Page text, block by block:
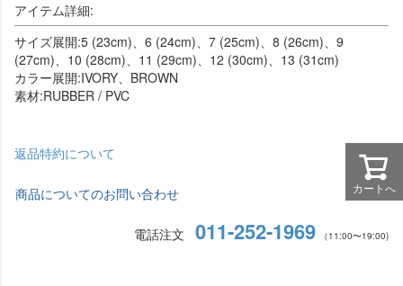
アイテム詳細:
サイズ展開:5 (23cm)、6 (24cm)、7 (25cm)、8 (26cm)、9
(27cm)、10 (28cm)、11 (29cm)、12 (30cm)、13 (31cm)
カラー展開:IVORY、BROWN
素材:RUBBER / PVC
返品特約について
商品についてのお問い合わせ
電話注文 011-252-1969 （11:00〜19:00)
カートへ